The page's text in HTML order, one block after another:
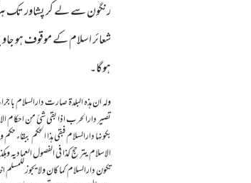
رنگون سے لے کر پشاور تک
شعائر اسلام کے موقوف ہو
ہوگا۔
وله ان هذه البلدة صارت دارالسلام با
تصير دارالحرب اذا بقي شئ من احكام
بكونها دارالسلام فبقي هذا الحكم ببقاء
الاسلام يتر حج كذا في الفصول العماديه
تكون دارالسلام كما كان ولا يجوز